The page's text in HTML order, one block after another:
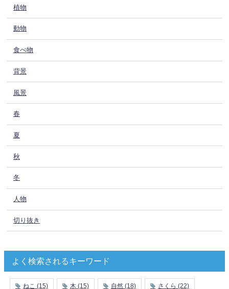
植物
動物
食べ物
背景
風景
春
夏
秋
冬
人物
切り抜き
よく検索されるキーワード
ねこ (15) 木 (15) 自然 (18) さくら (22)